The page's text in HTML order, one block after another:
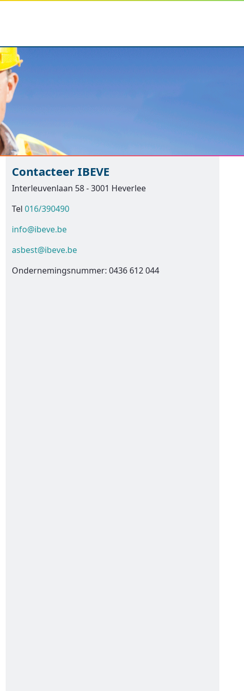
Contacteer IBEVE
Interleuvenlaan 58 - 3001 Heverlee
Tel 016/390490
info@ibeve.be
asbest@ibeve.be
Ondernemingsnummer: 0436 612 044